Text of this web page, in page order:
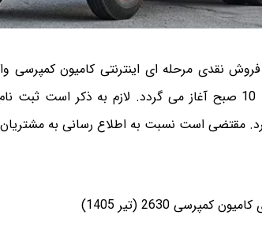
1405/04/21 رأس ساعت 10 صبح آغاز می گردد. لازم به
مقتضی است نسبت به اطلاع رسانی به مشتریان